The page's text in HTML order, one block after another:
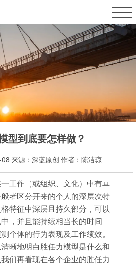
型到底要怎样做？
来源： 深蓝原创 作者：陈洁琼
工作（或组织、文化）中有卓
者区分开来的个人的深层次特
特征中深层且持久部分，可以
，并且能持续相当长的时间，
个体的行为表现及工作绩效。
晰地明白胜任力模型是什么和
们再看现在各个企业的胜任力